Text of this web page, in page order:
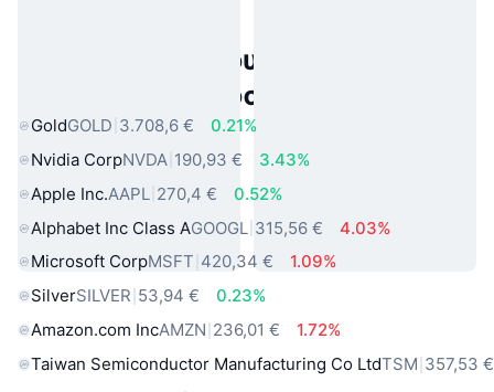
Δημοφιλή περιουσιακά στοιχεία
πραγματικού κόσμου
GoldGOLD 3.708,6 €
0.21%
Nvidia CorpNVDA 190,93 €
3.43%
Apple Inc.AAPL 270,4 €
0.52%
Alphabet Inc Class AGOOGL 315,56 €
4.03%
Microsoft CorpMSFT 420,34 €
1.09%
SilverSILVER 53,94 €
0.23%
Amazon.com IncAMZN 236,01 €
1.72%
Taiwan Semiconductor Manufacturing Co LtdTSM 357,53 €